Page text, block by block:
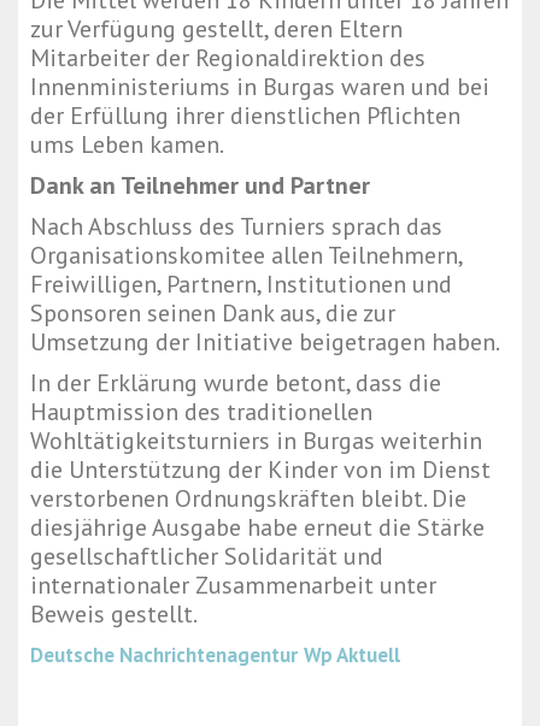
zur Verfügung gestellt, deren Eltern
Mitarbeiter der Regionaldirektion des
Innenministeriums in Burgas waren und bei
der Erfüllung ihrer dienstlichen Pflichten
ums Leben kamen.
Dank an Teilnehmer und Partner
Nach Abschluss des Turniers sprach das
Organisationskomitee allen Teilnehmern,
Freiwilligen, Partnern, Institutionen und
Sponsoren seinen Dank aus, die zur
Umsetzung der Initiative beigetragen haben.
In der Erklärung wurde betont, dass die
Hauptmission des traditionellen
Wohltätigkeitsturniers in Burgas weiterhin
die Unterstützung der Kinder von im Dienst
verstorbenen Ordnungskräften bleibt. Die
diesjährige Ausgabe habe erneut die Stärke
gesellschaftlicher Solidarität und
internationaler Zusammenarbeit unter
Beweis gestellt.
Deutsche Nachrichtenagentur Wp Aktuell